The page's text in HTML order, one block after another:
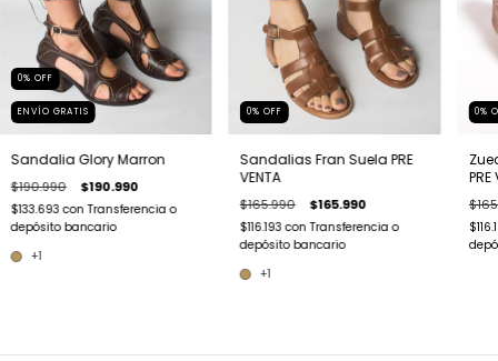
0% OFF
ENVÍO GRATIS
Sandalia Glory Marron
$190.990 $190.990
$133.693con Transferencia o
depósito bancario
+1
0% OFF
Sandalias Fran Suela PRE
VENTA
$165.990 $165.990
$116.193con Transferencia o
depósito bancario
+1
0%
PRE